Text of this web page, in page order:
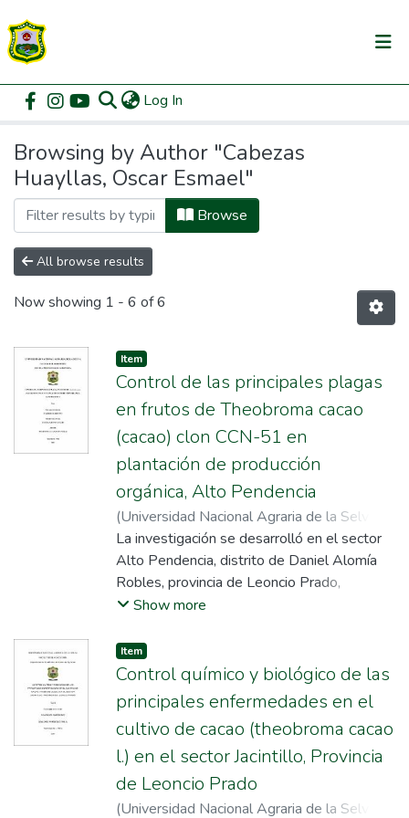
Log In
Communities & Collections
All of DSpace
Home Browse by Author
Browsing by Author "Cabezas
Huayllas, Oscar Esmael"
Browse
All browse results
Now showing 1 - 6 of 6
Item
Control de las principales plagas
en frutos de Theobroma cacao
(cacao) clon CCN-51 en
plantación de producción
orgánica, Alto Pendencia
(Universidad Nacional Agraria de la Selva
2022)Aquino Camacho, Teofila; Cabezas
Huayllas, Oscar Esmael
La investigación se desarrolló en el sector
Alto Pendencia, distrito de Daniel Alomía
Robles, provincia de Leoncio Prado,
departamento de Huánuco, para evaluar el
sulfocálcico, del embolsado de frutos y de
Beauveria bassiana en el control de
enfermedades y de Carmenta foraseminis,
(mazorquero del cacao) y, determinar el
costo beneficio de los tratamientos en
estudio. Sé utilizó el diseño de Bloques
Completamente al Azar con cinco
tratamientos y tres bloques. Para el
Show more
Item
Control químico y biológico de las
principales enfermedades en el
cultivo de cacao (theobroma cacao
l.) en el sector Jacintillo, Provincia
de Leoncio Prado
(Universidad Nacional Agraria de la Selva